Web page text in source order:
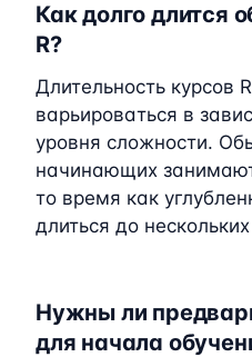
Как долго длится
R?
Длительность курсов
варьироваться в
уровня сложности.
начинающих
то время как
длиться до
Нужны ли
для начала